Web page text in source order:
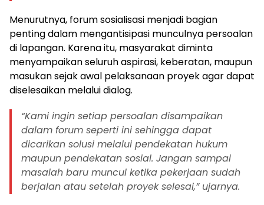
Menurutnya, forum sosialisasi menjadi bagian
penting dalam mengantisipasi munculnya persoalan
di lapangan. Karena itu, masyarakat diminta
menyampaikan seluruh aspirasi, keberatan, maupun
masukan sejak awal pelaksanaan proyek agar dapat
diselesaikan melalui dialog.
“Kami ingin setiap persoalan disampaikan
dalam forum seperti ini sehingga dapat
dicarikan solusi melalui pendekatan hukum
maupun pendekatan sosial. Jangan sampai
masalah baru muncul ketika pekerjaan sudah
berjalan atau setelah proyek selesai,” ujarnya.